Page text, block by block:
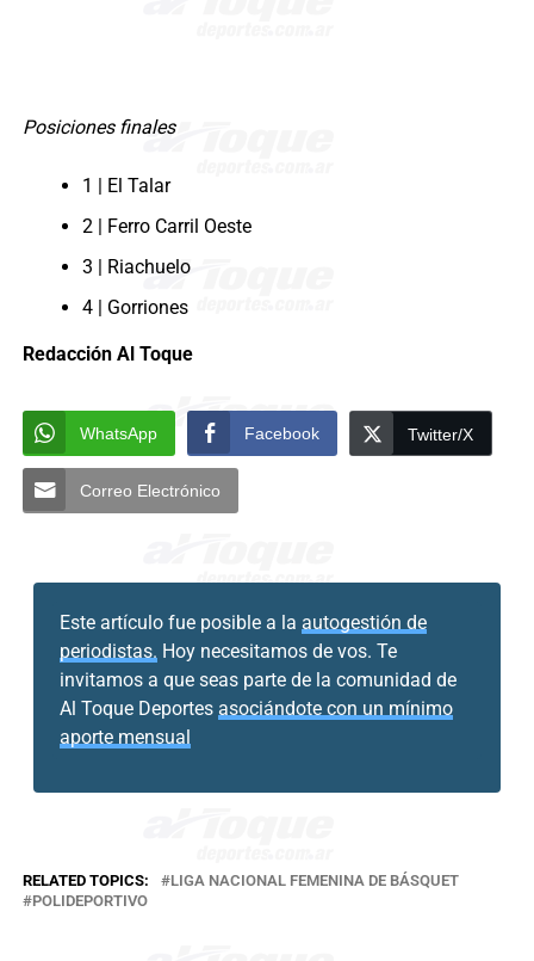
Posiciones finales
1 | El Talar
2 | Ferro Carril Oeste
3 | Riachuelo
4 | Gorriones
Redacción Al Toque
WhatsApp Facebook Twitter/X
Correo Electrónico
Este artículo fue posible a la autogestión de
periodistas. Hoy necesitamos de vos. Te
invitamos a que seas parte de la comunidad de
Al Toque Deportes asociándote con un mínimo
aporte mensual
RELATED TOPICS:
LIGA NACIONAL FEMENINA DE BÁSQUET
POLIDEPORTIVO